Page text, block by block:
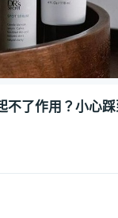
不了作用？小心踩